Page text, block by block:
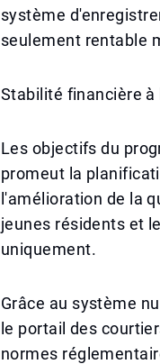
système
seulement rentable
Stabilité financière à
Les objectifs du
promeut la
l'amélioration de la
jeunes résidents et
uniquement.
Grâce au système
le portail des
normes